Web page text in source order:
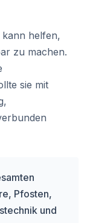
helfen,
zu machen.
sie mit
Pfosten,
und